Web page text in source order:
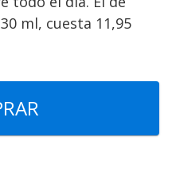
ml, cuesta 11,95